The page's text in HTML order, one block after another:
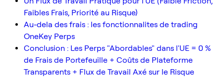
Faibles Frais, Priorité au Risque)
Au-dela des frais : les fonctionnalites de trading
OneKey Perps
Conclusion : Les Perps "Abordables" dans l'UE = 0 %
de Frais de Portefeuille + Coûts de Plateforme
Transparents + Flux de Travail Axé sur le Risque